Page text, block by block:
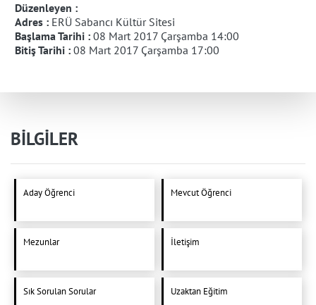
Düzenleyen :
Adres : ERÜ Sabancı Kültür Sitesi
Başlama Tarihi : 08 Mart 2017 Çarşamba 14:00
Bitiş Tarihi : 08 Mart 2017 Çarşamba 17:00
BİLGİLER
Aday Öğrenci Mevcut Öğrenci
Mezunlar İletişim
Sık Sorulan Sorular Uzaktan Eğitim